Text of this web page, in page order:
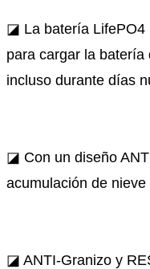
◪ La batería LifePO4
para cargar la
incluso durante días
◪ Con un diseño
acumulación de
◪ ANTI-Granizo y